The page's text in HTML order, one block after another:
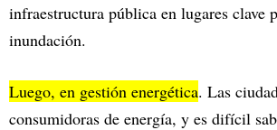
infraestructura pública en lugares clave
inundación.
Luego, en gestión energética. Las
consumidoras de energía, y es difícil